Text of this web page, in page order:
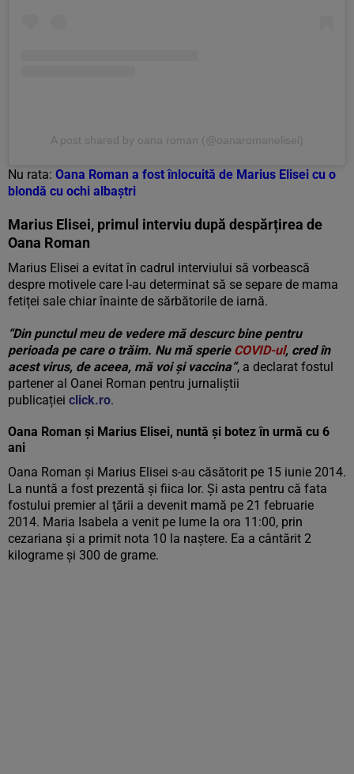
A post shared by oana roman (@oanaromanelisei)
Nu rata: Oana Roman a fost înlocuită de Marius Elisei cu o
blondă cu ochi albaștri
Marius Elisei, primul interviu după despărțirea de
Oana Roman
Marius Elisei a evitat în cadrul interviului să vorbească
despre motivele care l-au determinat să se separe de mama
fetiței sale chiar înainte de sărbătorile de iarnă.
“Din punctul meu de vedere mă descurc bine pentru
perioada pe care o trăim. Nu mă sperie COVID-ul, cred în
acest virus, de aceea, mă voi și vaccina”, a declarat fostul
partener al Oanei Roman pentru jurnaliștii
publicației click.ro.
Oana Roman şi Marius Elisei, nuntă și botez în urmă cu 6
ani
Oana Roman şi Marius Elisei s-au căsătorit pe 15 iunie 2014.
La nuntă a fost prezentă şi fiica lor. Şi asta pentru că fata
fostului premier al ţării a devenit mamă pe 21 februarie
2014. Maria Isabela a venit pe lume la ora 11:00, prin
cezariana şi a primit nota 10 la naştere. Ea a cântărit 2
kilograme şi 300 de grame.